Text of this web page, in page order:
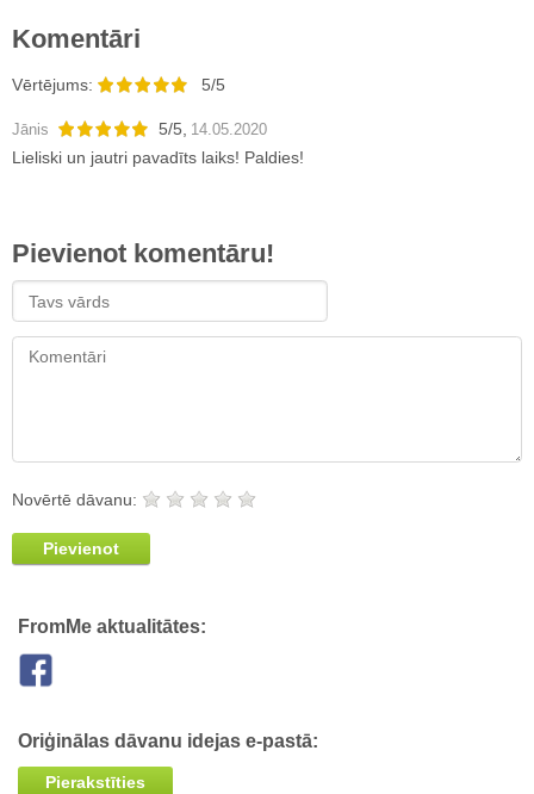
Komentāri
Vērtējums: 5/5
Jānis 5/5, 14.05.2020
Lieliski un jautri pavadīts laiks! Paldies!
Pievienot komentāru!
Novērtē dāvanu:
Pievienot
FromMe aktualitātes:
Oriģinālas dāvanu idejas e-pastā:
Pierakstīties